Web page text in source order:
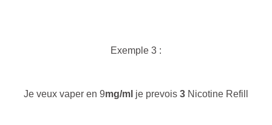
Exemple 3 :
Je veux vaper en 9mg/ml je prevois 3 Nicotine Refill